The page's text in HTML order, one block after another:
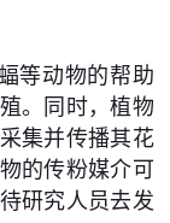
等动物的帮助
。同时，植物
集并传播其花
的传粉媒介可
研究人员去发